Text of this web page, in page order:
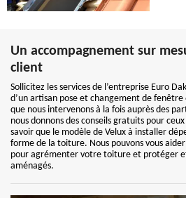
Un accompagnement sur
client
Sollicitez les services de l’entreprise Euro
d’un artisan pose et changement de
que nous intervenons à la fois auprès des
nous donnons des conseils gratuits pour
savoir que le modèle de Velux à installer
forme de la toiture. Nous pouvons vous
pour agrémenter votre toiture et protéger
aménagés.